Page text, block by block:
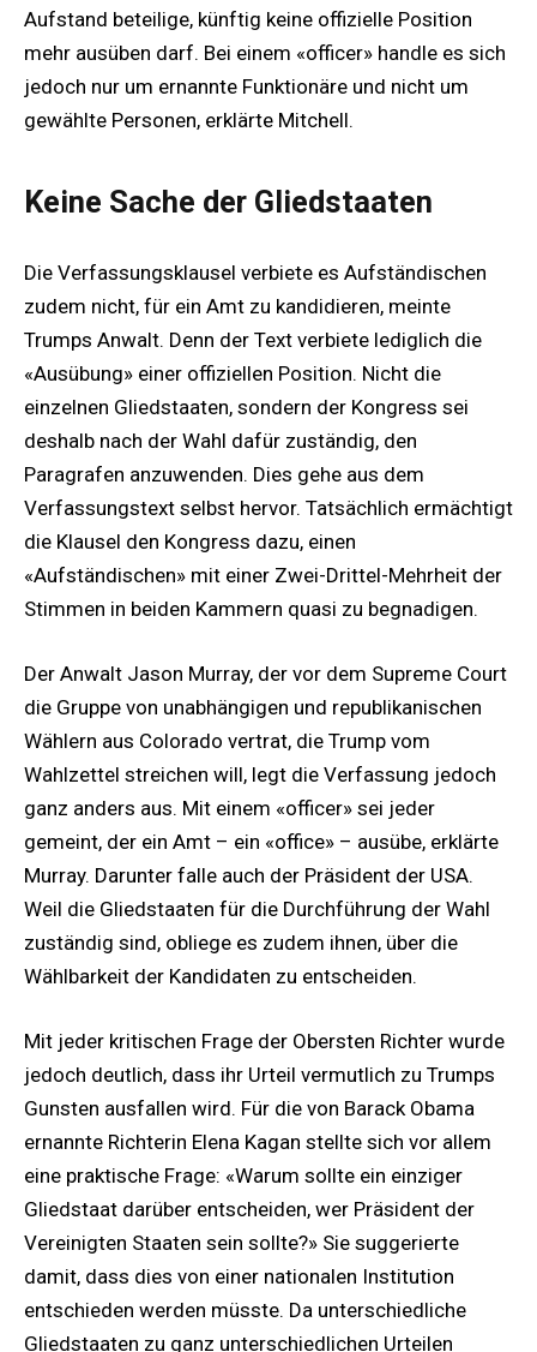
Aufstand beteilige, künftig keine offizielle Position
mehr ausüben darf. Bei einem «officer» handle es sich
jedoch nur um ernannte Funktionäre und nicht um
gewählte Personen, erklärte Mitchell.
Keine Sache der Gliedstaaten
Die Verfassungsklausel verbiete es Aufständischen
zudem nicht, für ein Amt zu kandidieren, meinte
Trumps Anwalt. Denn der Text verbiete lediglich die
«Ausübung» einer offiziellen Position. Nicht die
einzelnen Gliedstaaten, sondern der Kongress sei
deshalb nach der Wahl dafür zuständig, den
Paragrafen anzuwenden. Dies gehe aus dem
Verfassungstext selbst hervor. Tatsächlich ermächtigt
die Klausel den Kongress dazu, einen
«Aufständischen» mit einer Zwei-Drittel-Mehrheit der
Stimmen in beiden Kammern quasi zu begnadigen.
Der Anwalt Jason Murray, der vor dem Supreme Court
die Gruppe von unabhängigen und republikanischen
Wählern aus Colorado vertrat, die Trump vom
Wahlzettel streichen will, legt die Verfassung jedoch
ganz anders aus. Mit einem «officer» sei jeder
gemeint, der ein Amt – ein «office» – ausübe, erklärte
Murray. Darunter falle auch der Präsident der USA.
Weil die Gliedstaaten für die Durchführung der Wahl
zuständig sind, obliege es zudem ihnen, über die
Wählbarkeit der Kandidaten zu entscheiden.
Mit jeder kritischen Frage der Obersten Richter wurde
jedoch deutlich, dass ihr Urteil vermutlich zu Trumps
Gunsten ausfallen wird. Für die von Barack Obama
ernannte Richterin Elena Kagan stellte sich vor allem
eine praktische Frage: «Warum sollte ein einziger
Gliedstaat darüber entscheiden, wer Präsident der
Vereinigten Staaten sein sollte?» Sie suggerierte
damit, dass dies von einer nationalen Institution
entschieden werden müsste. Da unterschiedliche
Gliedstaaten zu ganz unterschiedlichen Urteilen